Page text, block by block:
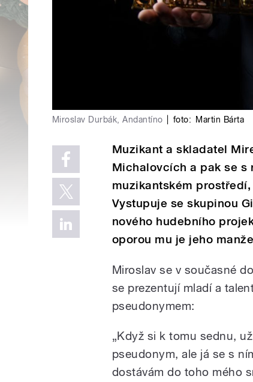
Miroslav Durbák, Andantíno foto: Martin Bárta
Muzikant a skladatel
Michalovcích a pak se s
muzikantském
Vystupuje se skupinou
nového hudebního
oporou mu je jeho
Miroslav se v současné
se prezentují mladí a
pseudonymem:
„Když si k tomu sednu,
pseudonym, ale já se s
dostávám do toho mého